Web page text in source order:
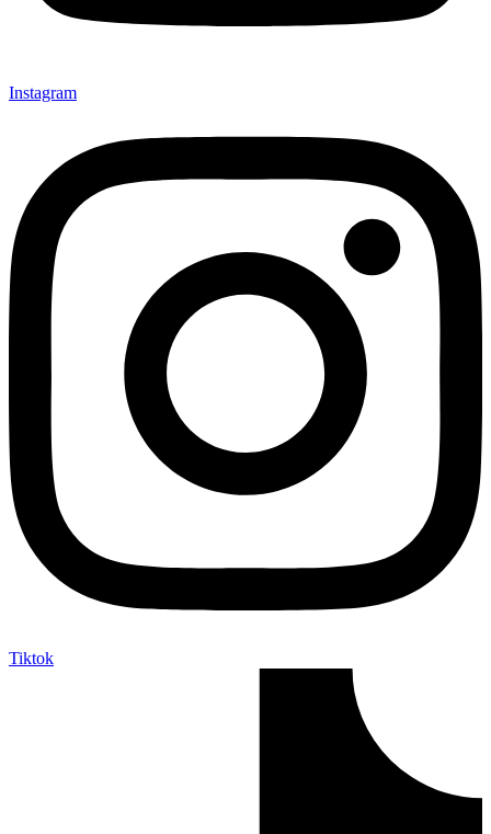
Instagram
Tiktok